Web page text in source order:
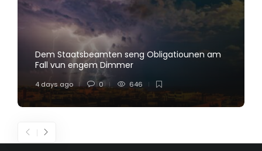
Dem Staatsbeamten seng Obligatiounen am
Fall vun engem Dimmer
4 days ago 0 646